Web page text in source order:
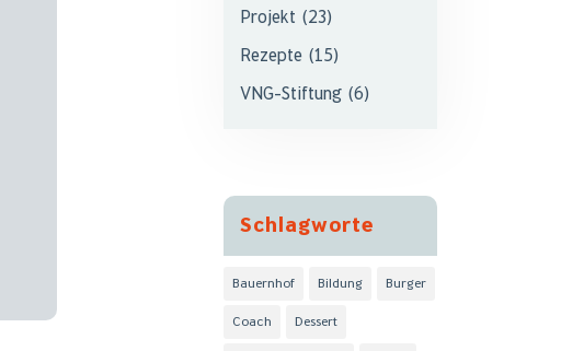
Projekt (23)
Rezepte (15)
VNG-Stiftung (6)
Schlagworte
Bauernhof Bildung Burger
Coach Dessert